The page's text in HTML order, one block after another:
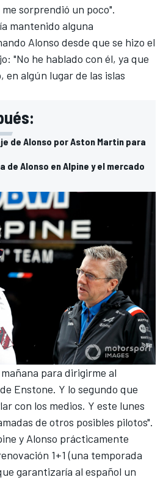
sorprendió un poco".
mantenido alguna
Alonso desde que se hizo el
"No he hablado con él, ya que
en algún lugar de las islas
de Alonso por Aston Martin para
de Alonso en Alpine y el mercado
para dirigirme al
Enstone. Y lo segundo que
con los medios. Y este lunes
de otros posibles pilotos".
y Alonso prácticamente
1+1 (una temporada
garantizaría al español un